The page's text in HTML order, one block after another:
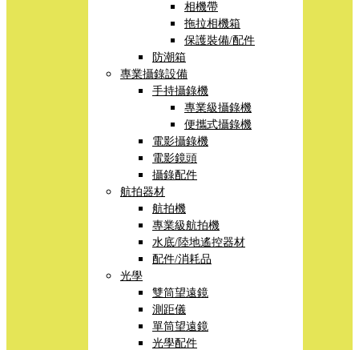
相機帶
拖拉相機箱
保護裝備/配件
防潮箱
專業攝錄設備
手持攝錄機
專業級攝錄機
便攜式攝錄機
電影攝錄機
電影鏡頭
攝錄配件
航拍器材
航拍機
專業級航拍機
水底/陸地遙控器材
配件/消耗品
光學
雙筒望遠鏡
測距儀
單筒望遠鏡
光學配件